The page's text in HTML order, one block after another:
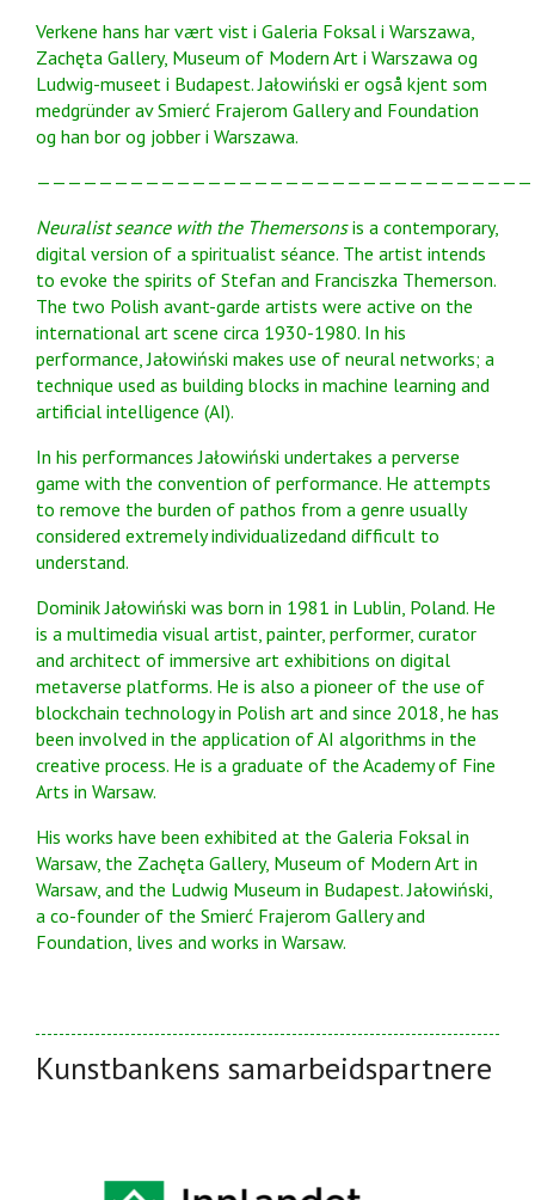
Verkene hans har vært vist i Galeria Foksal i Warszawa,
Zachęta Gallery, Museum of Modern Art i Warszawa og
Ludwig-museet i Budapest. Jałowiński er også kjent som
medgründer av Smierć Frajerom Gallery and Foundation
og han bor og jobber i Warszawa.
Neuralist seance with the Themersonsis a contemporary,
digital version of a spiritualist séance. The artist intends
to evoke the spirits of Stefan and Franciszka Themerson.
The two Polish avant-garde artists were active on the
international art scene circa 1930-1980. In his
performance, Jałowiński makes use of neural networks; a
technique used as building blocks in machine learning and
artificial intelligence (AI).
In his performances Jałowiński undertakes a perverse
game with the convention of performance. He attempts
to remove the burden of pathos from a genre usually
considered extremely individualizedand difficult to
understand.
Dominik Jałowiński was born in 1981 in Lublin, Poland. He
is a multimedia visual artist, painter, performer, curator
and architect of immersive art exhibitions on digital
metaverse platforms. He is also a pioneer of the use of
blockchain technology in Polish art and since 2018, he has
been involved in the application of AI algorithms in the
creative process. He is a graduate of the Academy of Fine
Arts in Warsaw.
His works have been exhibited at the Galeria Foksal in
Warsaw, the Zachęta Gallery, Museum of Modern Art in
Warsaw, and the Ludwig Museum in Budapest. Jałowiński,
a co-founder of the Smierć Frajerom Gallery and
Foundation, lives and works in Warsaw.
Kunstbankens samarbeidspartnere